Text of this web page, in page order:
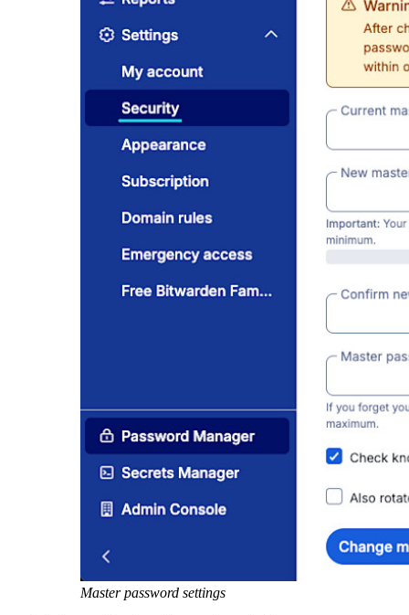
Master password settings